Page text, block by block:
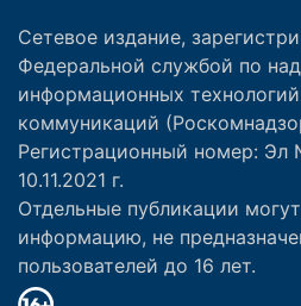
Сетевое издание,
Федеральной службой по
информационных
коммуникаций
Регистрационный номер:
10.11.2021 г.
Отдельные публикации
информацию, не
пользователей до 16 лет.